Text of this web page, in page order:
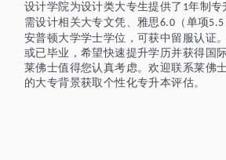
设计学院为设计类大专生提供了 1年制
需设计相关大专文凭、雅思6.0 （单项5.5
安普顿大学学士学位，可获中留服认证
或已毕业，希望快速提升学历并获得国
莱佛士值得您认真考虑。欢迎联系莱佛
的大专背景获取个性化专升本评估。